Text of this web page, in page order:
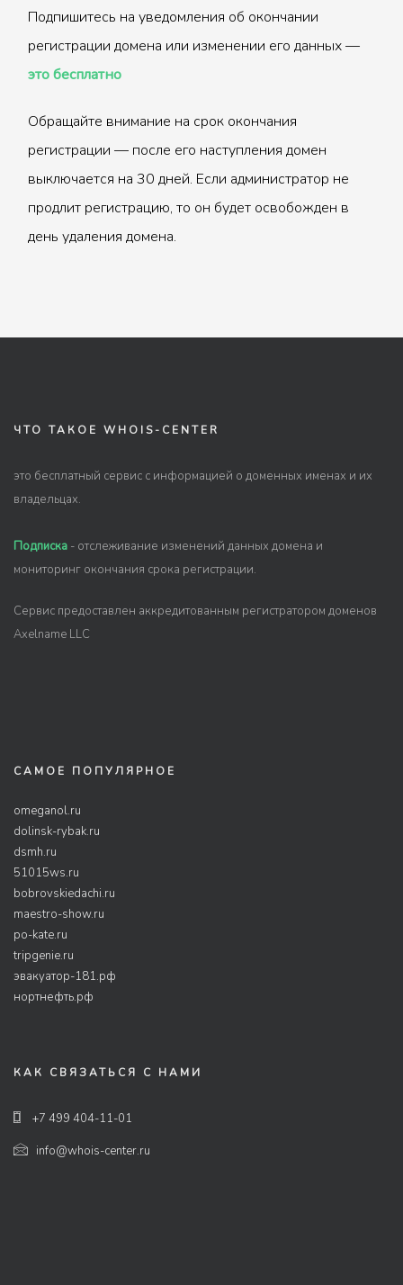
Подпишитесь на уведомления об окончании
регистрации домена или изменении его данных —
это бесплатно
Обращайте внимание на срок окончания
регистрации — после его наступления домен
выключается на 30 дней. Если администратор не
продлит регистрацию, то он будет освобожден в
день удаления домена.
ЧТО ТАКОЕ WHOIS-CENTER
это бесплатный сервис с информацией о доменных именах и их
владельцах.
Подписка - отслеживание изменений данных домена и
мониторинг окончания срока регистрации.
Сервис предоставлен аккредитованным регистратором доменов
Axelname LLC
САМОЕ ПОПУЛЯРНОЕ
omeganol.ru
dolinsk-rybak.ru
dsmh.ru
51015ws.ru
bobrovskiedachi.ru
maestro-show.ru
po-kate.ru
tripgenie.ru
эвакуатор-181.рф
нортнефть.рф
КАК СВЯЗАТЬСЯ С НАМИ
+7 499 404-11-01
info@whois-center.ru